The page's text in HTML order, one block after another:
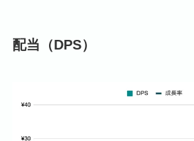
配当（DPS）